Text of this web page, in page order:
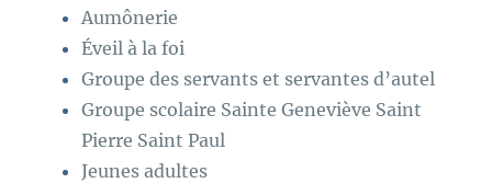
Aumônerie
Éveil à la foi
Groupe des servants et servantes d’autel
Groupe scolaire Sainte Geneviève Saint
Pierre Saint Paul
Jeunes adultes